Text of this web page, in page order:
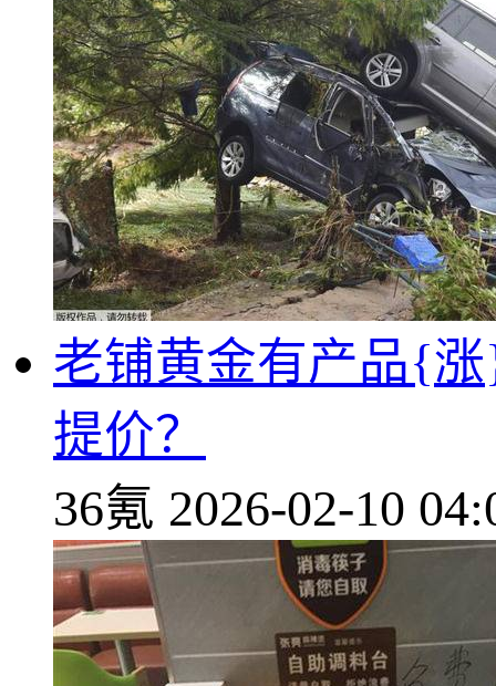
老铺黄金有产品{
提价？
36氪 2026-02-10